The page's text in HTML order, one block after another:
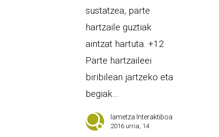
sustatzea, parte
hartzaile guztiak
aintzat hartuta. +12
Parte hartzaileei
biribilean jartzeko eta
begiak…
Iametza Interaktiboa
2016 urria, 14